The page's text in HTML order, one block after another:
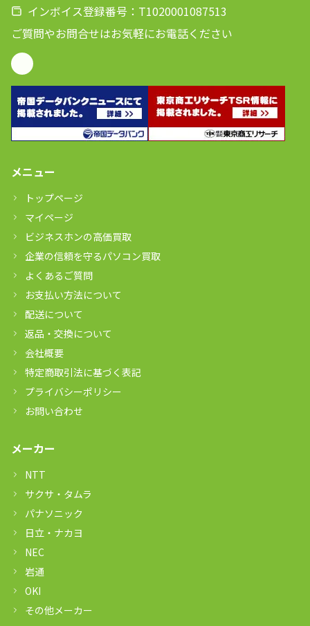
インボイス登録番号：T1020001087513
ご質問やお問合せはお気軽にお電話ください
メニュー
トップページ
マイページ
ビジネスホンの高価買取
企業の信頼を守るパソコン買取
よくあるご質問
お支払い方法について
配送について
返品・交換について
会社概要
特定商取引法に基づく表記
プライバシーポリシー
お問い合わせ
メーカー
NTT
サクサ・タムラ
パナソニック
日立・ナカヨ
NEC
岩通
OKI
その他メーカー